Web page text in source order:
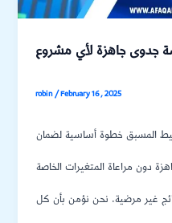
جدوى جاهزة لأي مشروع
robin /February 16, 2025
المسبق خطوة أساسية لضمان
دون مراعاة المتغيرات الخاصة
غير مرضية. نحن نؤمن بأن كل